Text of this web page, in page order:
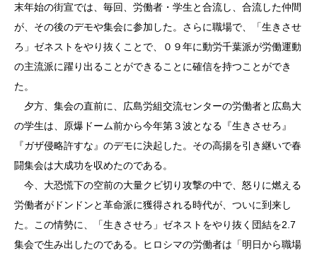
末年始の街宣では、毎回、労働者・学生と合流し、合流した仲間
が、その後のデモや集会に参加した。さらに職場で、「生きさせ
ろ」ゼネストをやり抜くことで、０９年に動労千葉派が労働運動
の主流派に躍り出ることができることに確信を持つことができ
た。
夕方、集会の直前に、広島労組交流センターの労働者と広島大
の学生は、原爆ドーム前から今年第３波となる『生きさせろ』
『ガザ侵略許すな』のデモに決起した。その高揚を引き継いで春
闘集会は大成功を収めたのである。
今、大恐慌下の空前の大量クビ切り攻撃の中で、怒りに燃える
労働者がドンドンと革命派に獲得される時代が、ついに到来し
た。この情勢に、「生きさせろ」ゼネストをやり抜く団結を2.7
集会で生み出したのである。ヒロシマの労働者は「明日から職場